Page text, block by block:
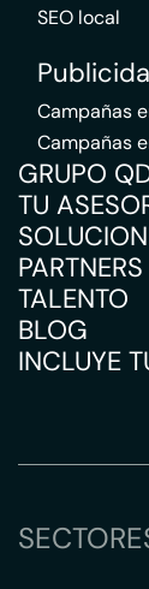
SEO local
Campañas
Campañas
GRUPO
TU
PARTNERS
TALENTO
BLOG
INCLUYE